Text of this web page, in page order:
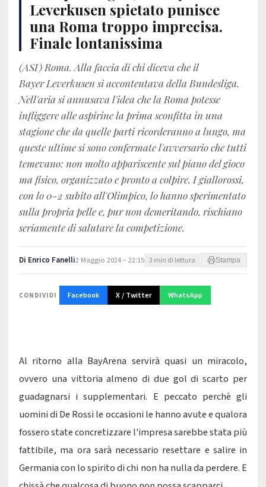
Leverkusen spietato punisce
una Roma troppo imprecisa.
Finale lontanissima
(ASI) Roma. Alla faccia di chi diceva che il
Bayer Leverkusen si accontentava della Bundesliga.
Nell'aria si annusava l'idea che la Roma potesse
infliggere alle aspirine la prima sconfitta in una
stagione che da quelle parti ricorderanno a lungo, ma
queste ultime si sono confermate l'avversario che tutti
temevano: non molto appariscente sul piano del gioco
ma fisico, organizzato e pronto a colpire. I giallorossi,
con lo 0-2 subito all'Olimpico, lo hanno sperimentato
sulla propria pelle e, pur non demeritando, rischiano
seriamente di salutare la competizione.
Di Enrico Fanelli2 Maggio 2024 – 22:15 3 min di lettura Stampa
CONDIVIDI Facebook X / Twitter WhatsApp
Al ritorno alla BayArena servirà quasi un miracolo,
ovvero una vittoria almeno di due gol di scarto per
guadagnarsi i supplementari. E peccato perchè gli
uomini di De Rossi le occasioni le hanno avute e qualora
fossero state concretizzare l'impresa sarebbe stata più
fattibile, ma ora sarà necessario resettare e salire in
Germania con lo spirito di chi non ha nulla da perdere. E